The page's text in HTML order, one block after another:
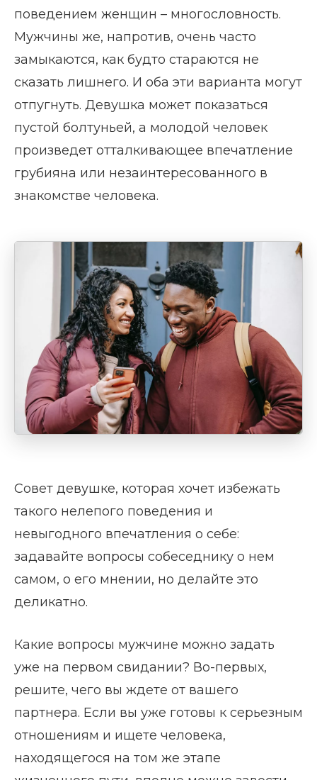
поведением женщин – многословность.
Мужчины же, напротив, очень часто
замыкаются, как будто стараются не
сказать лишнего. И оба эти варианта могут
отпугнуть. Девушка может показаться
пустой болтуньей, а молодой человек
произведет отталкивающее впечатление
грубияна или незаинтересованного в
знакомстве человека.
Совет девушке, которая хочет избежать
такого нелепого поведения и
невыгодного впечатления о себе:
задавайте вопросы собеседнику о нем
самом, о его мнении, но делайте это
деликатно.
Какие вопросы мужчине можно задать
уже на первом свидании? Во-первых,
решите, чего вы ждете от вашего
партнера. Если вы уже готовы к серьезным
отношениям и ищете человека,
находящегося на том же этапе